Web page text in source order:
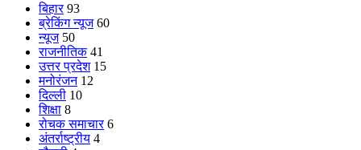
बिहार 93
ब्रेकिंग न्यूज 60
न्यूज 50
राजनीतिक 41
उत्तर प्रदेश 15
मनोरंजन 12
दिल्ली 10
शिक्षा 8
रोचक समाचार 6
अंतर्राष्ट्रीय 4